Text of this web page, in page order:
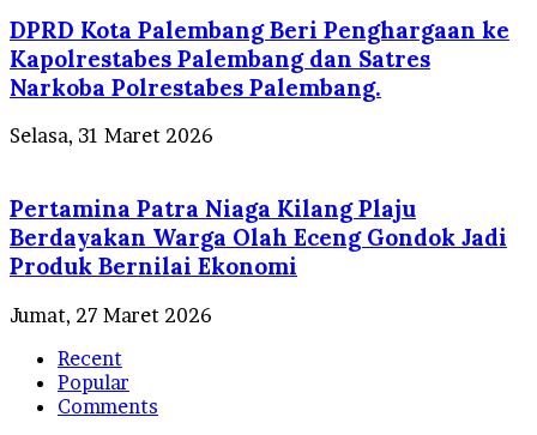
DPRD Kota Palembang Beri Penghargaan ke
Kapolrestabes Palembang dan Satres
Narkoba Polrestabes Palembang.
Selasa, 31 Maret 2026
Pertamina Patra Niaga Kilang Plaju
Berdayakan Warga Olah Eceng Gondok Jadi
Produk Bernilai Ekonomi
Jumat, 27 Maret 2026
Recent
Popular
Comments